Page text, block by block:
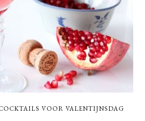
VOOR VALENTIJNSDAG